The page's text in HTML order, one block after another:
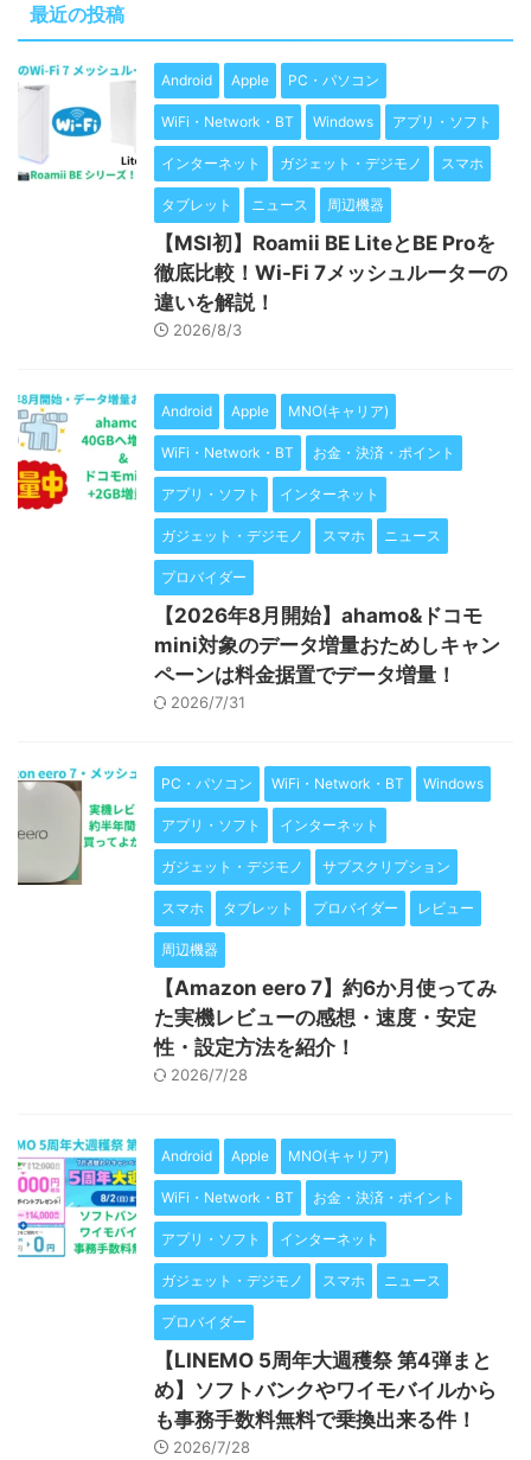
最近の投稿
Android Apple PC・パソコン
WiFi・Network・BT Windows アプリ・ソフト
インターネット ガジェット・デジモノ スマホ
タブレット ニュース 周辺機器
【MSI初】Roamii BE LiteとBE Proを
徹底比較！Wi-Fi 7メッシュルーターの
違いを解説！
2026/8/3
Android Apple MNO(キャリア)
WiFi・Network・BT お金・決済・ポイント
アプリ・ソフト インターネット
ガジェット・デジモノ スマホ ニュース
プロバイダー
【2026年8月開始】ahamo&ドコモ
mini対象のデータ増量おためしキャン
ペーンは料金据置でデータ増量！
2026/7/31
PC・パソコン WiFi・Network・BT Windows
アプリ・ソフト インターネット
ガジェット・デジモノ サブスクリプション
スマホ タブレット プロバイダー レビュー
周辺機器
【Amazon eero 7】約6か月使ってみ
た実機レビューの感想・速度・安定
性・設定方法を紹介！
2026/7/28
Android Apple MNO(キャリア)
WiFi・Network・BT お金・決済・ポイント
アプリ・ソフト インターネット
ガジェット・デジモノ スマホ ニュース
プロバイダー
【LINEMO 5周年大週穫祭 第4弾まと
め】ソフトバンクやワイモバイルから
も事務手数料無料で乗換出来る件！
2026/7/28